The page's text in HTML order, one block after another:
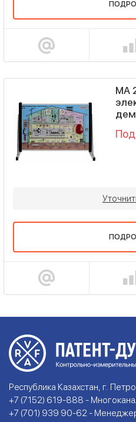
MA
Под
Республика Казахстан, г.
+7 (7152) 619-888 -
+7 (701) 939 90-62 -